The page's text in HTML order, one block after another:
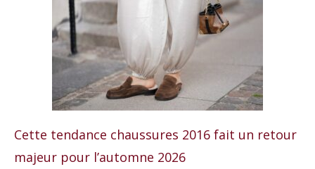
Cette tendance chaussures 2016 fait un retour
majeur pour l’automne 2026